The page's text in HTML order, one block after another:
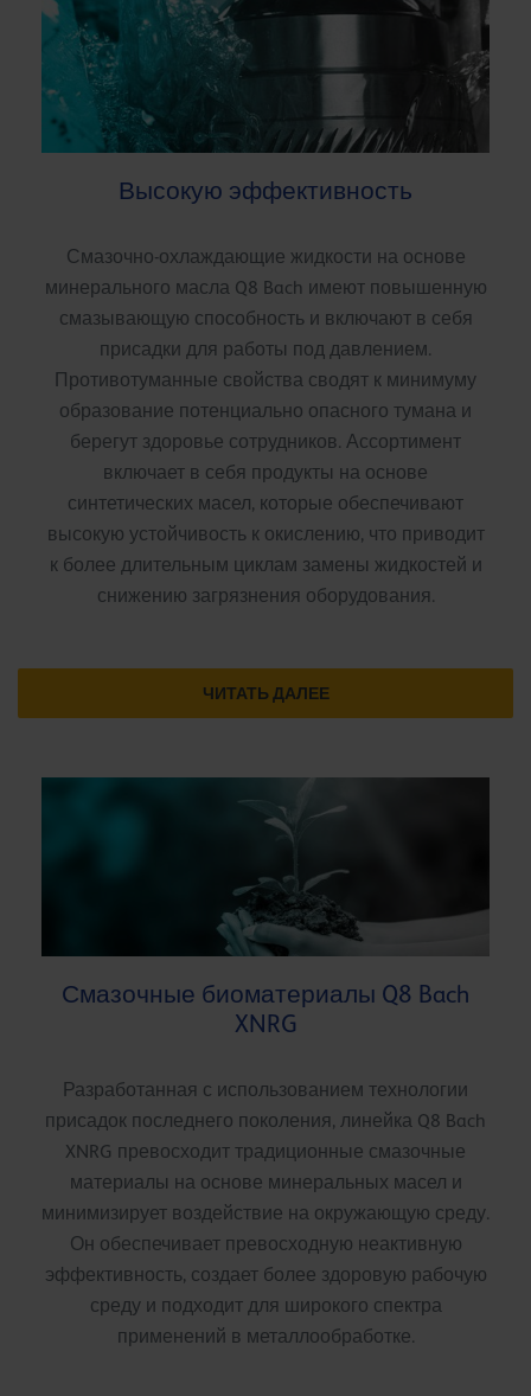
Высокую эффективность
Смазочно-охлаждающие жидкости на основе
минерального масла Q8 Bach имеют повышенную
смазывающую способность и включают в себя
присадки для работы под давлением.
Противотуманные свойства сводят к минимуму
образование потенциально опасного тумана и
берегут здоровье сотрудников. Ассортимент
включает в себя продукты на основе
синтетических масел, которые обеспечивают
высокую устойчивость к окислению, что приводит
к более длительным циклам замены жидкостей и
снижению загрязнения оборудования.
ЧИТАТЬ ДАЛЕЕ
Смазочные биоматериалы Q8 Bach
XNRG
Разработанная с использованием технологии
присадок последнего поколения, линейка Q8 Bach
XNRG превосходит традиционные смазочные
материалы на основе минеральных масел и
минимизирует воздействие на окружающую среду.
Он обеспечивает превосходную неактивную
эффективность, создает более здоровую рабочую
среду и подходит для широкого спектра
применений в металлообработке.